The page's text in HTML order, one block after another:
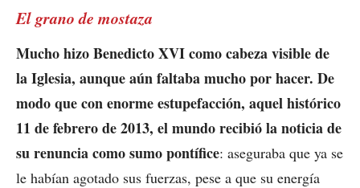
El grano de mostaza
Mucho hizo Benedicto XVI como cabeza visible de
la Iglesia, aunque aún faltaba mucho por hacer. De
modo que con enorme estupefacción, aquel histórico
11 de febrero de 2013, el mundo recibió la noticia de
su renuncia como sumo pontífice: aseguraba que ya se
le habían agotado sus fuerzas, pese a que su energía